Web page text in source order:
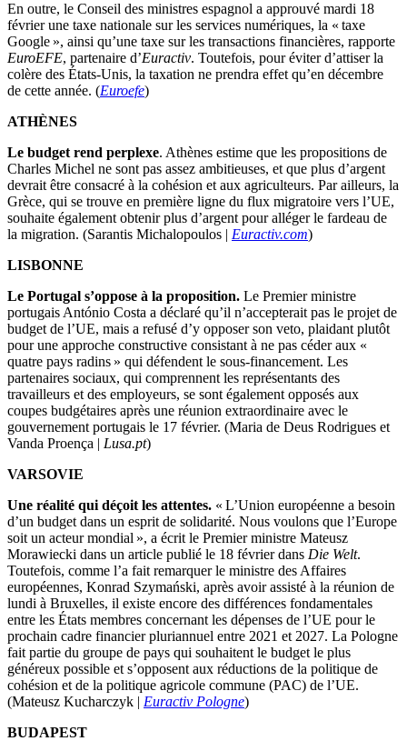
En outre, le Conseil des ministres espagnol a approuvé mardi 18
février une taxe nationale sur les services numériques, la « taxe
Google », ainsi qu’une taxe sur les transactions financières, rapporte
EuroEFE, partenaire d’Euractiv. Toutefois, pour éviter d’attiser la
colère des États-Unis, la taxation ne prendra effet qu’en décembre
de cette année. (Euroefe)
ATHÈNES
Le budget rend perplexe. Athènes estime que les propositions de
Charles Michel ne sont pas assez ambitieuses, et que plus d’argent
devrait être consacré à la cohésion et aux agriculteurs. Par ailleurs, la
Grèce, qui se trouve en première ligne du flux migratoire vers l’UE,
souhaite également obtenir plus d’argent pour alléger le fardeau de
la migration. (Sarantis Michalopoulos | Euractiv.com)
LISBONNE
Le Portugal s’oppose à la proposition. Le Premier ministre
portugais António Costa a déclaré qu’il n’accepterait pas le projet de
budget de l’UE, mais a refusé d’y opposer son veto, plaidant plutôt
pour une approche constructive consistant à ne pas céder aux «
quatre pays radins » qui défendent le sous-financement. Les
partenaires sociaux, qui comprennent les représentants des
travailleurs et des employeurs, se sont également opposés aux
coupes budgétaires après une réunion extraordinaire avec le
gouvernement portugais le 17 février. (Maria de Deus Rodrigues et
Vanda Proença | Lusa.pt)
VARSOVIE
Une réalité qui déçoit les attentes. « L’Union européenne a besoin
d’un budget dans un esprit de solidarité. Nous voulons que l’Europe
soit un acteur mondial », a écrit le Premier ministre Mateusz
Morawiecki dans un article publié le 18 février dans Die Welt.
Toutefois, comme l’a fait remarquer le ministre des Affaires
européennes, Konrad Szymański, après avoir assisté à la réunion de
lundi à Bruxelles, il existe encore des différences fondamentales
entre les États membres concernant les dépenses de l’UE pour le
prochain cadre financier pluriannuel entre 2021 et 2027. La Pologne
fait partie du groupe de pays qui souhaitent le budget le plus
généreux possible et s’opposent aux réductions de la politique de
cohésion et de la politique agricole commune (PAC) de l’UE.
(Mateusz Kucharczyk | Euractiv Pologne)
BUDAPEST